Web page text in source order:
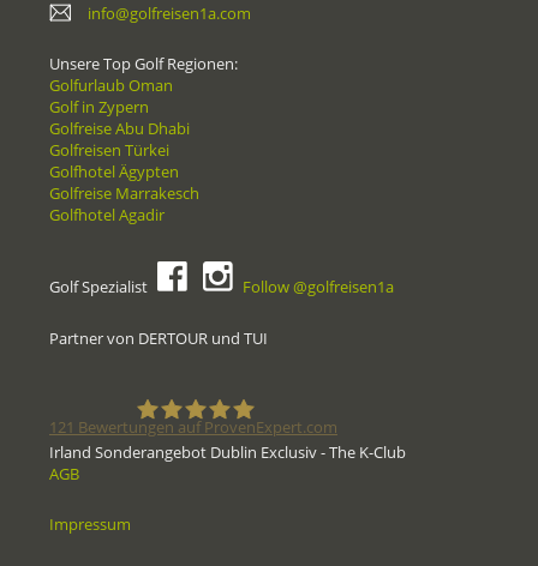
info@golfreisen1a.com
Unsere Top Golf Regionen:
Golfurlaub Oman
Golf in Zypern
Golfreise Abu Dhabi
Golfreisen Türkei
Golfhotel Ägypten
Golfreise Marrakesch
Golfhotel Agadir
Golf Spezialist Follow @golfreisen1a
Partner von DERTOUR und TUI
121 Bewertungen auf ProvenExpert.com
Irland Sonderangebot Dublin Exclusiv - The K-Club
AGB
Impressum